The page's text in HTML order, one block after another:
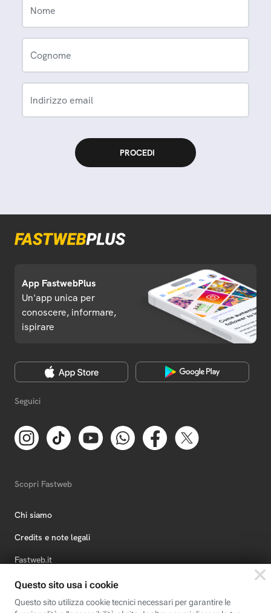
Nome
Cognome
Indirizzo email
App FastwebPlus
Un'app unica per
conoscere, informare,
ispirare
Seguici
Scopri Fastweb
Chi siamo
Credits e note legali
Fastweb.it
Formazione